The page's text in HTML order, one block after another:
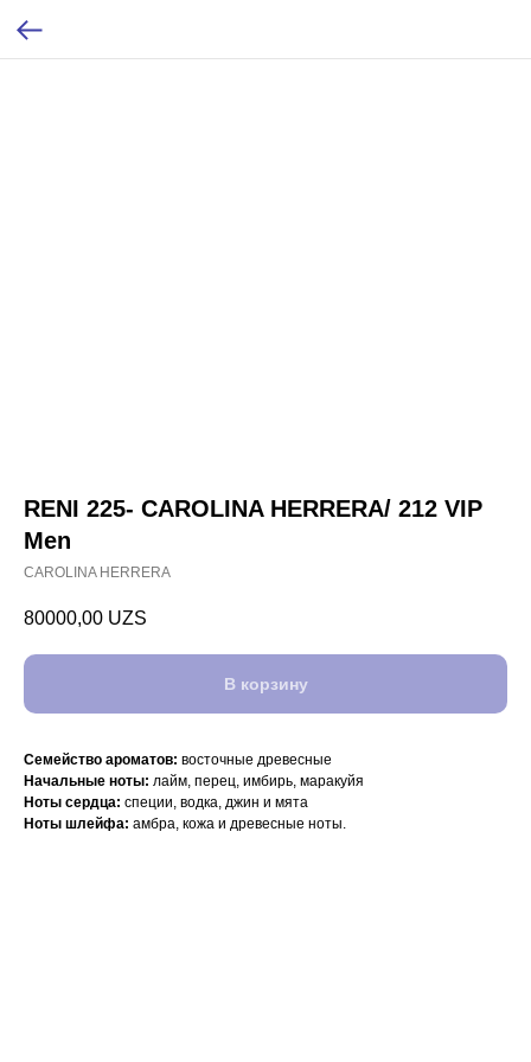
RENI 225- CAROLINA HERRERA/ 212 VIP
Men
CAROLINA HERRERA
80000,00 UZS
В корзину
Семейство ароматов: восточные древесные
Начальные ноты: лайм, перец, имбирь, маракуйя
Ноты сердца: специи, водка, джин и мята
Ноты шлейфа: амбра, кожа и древесные ноты.